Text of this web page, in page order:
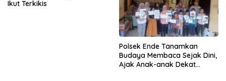
Ikut Terkikis
Polsek Ende Tanamkan
Budaya Membaca Sejak Dini,
Ajak Anak-anak Dekat